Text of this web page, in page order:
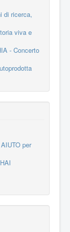
di ricerca,
viva e
- Concerto
per